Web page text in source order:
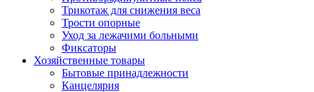
Трикотаж для снижения веса
Трости опорные
Уход за лежачими больными
Фиксаторы
Хозяйственные товары
Бытовые принадлежности
Канцелярия